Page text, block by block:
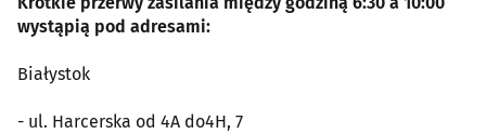
wystąpią pod adresami:
Białystok
- ul. Harcerska od 4A do4H, 7